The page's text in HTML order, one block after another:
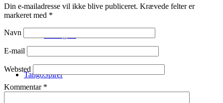
TangoSpirer
Din e-mailadresse vil ikke blive publiceret. Krævede felter er
markeret med *
Navn
E-mail
Websted
Kommentar *